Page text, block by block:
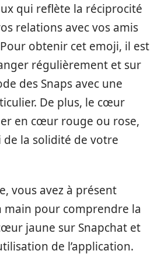
qui reflète la réciprocité
relations avec vos amis
obtenir cet emoji, il est
régulièrement et sur
des Snaps avec une
De plus, le cœur
en cœur rouge ou rose,
la solidité de votre
vous avez à présent
main pour comprendre la
jaune sur Snapchat et
de l’application.